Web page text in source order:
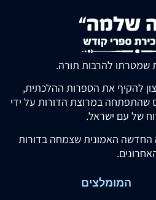
שמטרתו להרבות תורה.
להקיף את הספרות ההלכתית,
שהתפתחה במרוצת הדורות על ידי
של עם ישראל.
החדשה האמונית שצמחה בדורות
המומלצים